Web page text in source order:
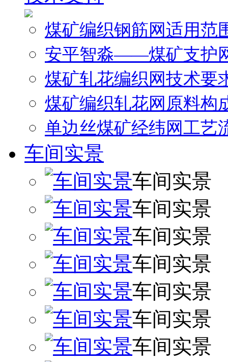
煤矿编织钢筋网适用范
安平智淼——煤矿支护
煤矿轧花编织网技术要
煤矿编织轧花网原料构
单边丝煤矿经纬网工艺
车间实景
车间实景
车间实景
车间实景
车间实景
车间实景
车间实景
车间实景